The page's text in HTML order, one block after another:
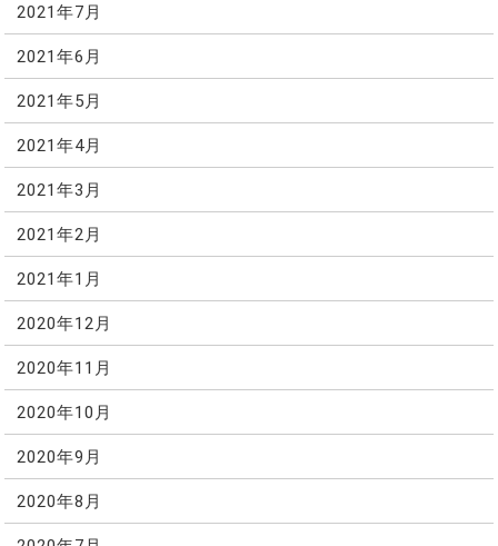
2021年7月
2021年6月
2021年5月
2021年4月
2021年3月
2021年2月
2021年1月
2020年12月
2020年11月
2020年10月
2020年9月
2020年8月